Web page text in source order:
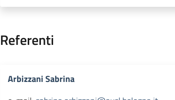
Referenti
Arbizzani Sabrina